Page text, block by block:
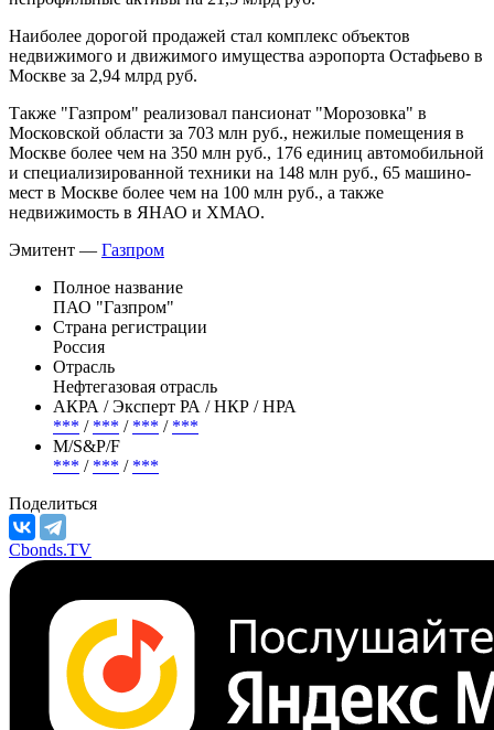
отчетном году составила 4 262,9 млн руб. с учетом НДС", -
сказано в документе. Годом ранее "Газпром" продал
непрофильные активы на 21,3 млрд руб.
Наиболее дорогой продажей стал комплекс объектов
недвижимого и движимого имущества аэропорта Остафьево в
Москве за 2,94 млрд руб.
Также "Газпром" реализовал пансионат "Морозовка" в
Московской области за 703 млн руб., нежилые помещения в
и специализированной техники на 148 млн руб., 65 машино-
недвижимость в ЯНАО и ХМАО.
Эмитент —Газпром
Полное название
ПАО "Газпром"
Страна регистрации
Россия
Отрасль
Нефтегазовая отрасль
***/***
М/S&P/F
***/
Поделиться
Cbonds.TV